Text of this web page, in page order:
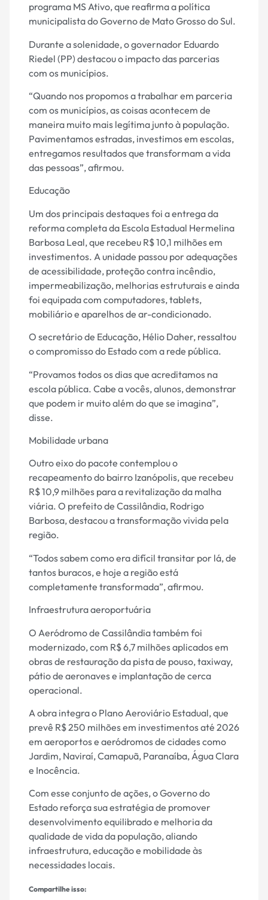
programa MS Ativo, que reafirma a política
municipalista do Governo de Mato Grosso do Sul.
Durante a solenidade, o governador Eduardo
Riedel (PP) destacou o impacto das parcerias
com os municípios.
“Quando nos propomos a trabalhar em parceria
com os municípios, as coisas acontecem de
maneira muito mais legítima junto à população.
Pavimentamos estradas, investimos em escolas,
entregamos resultados que transformam a vida
das pessoas”, afirmou.
Educação
Um dos principais destaques foi a entrega da
reforma completa da Escola Estadual Hermelina
Barbosa Leal, que recebeu R$ 10,1 milhões em
investimentos. A unidade passou por adequações
de acessibilidade, proteção contra incêndio,
impermeabilização, melhorias estruturais e ainda
foi equipada com computadores, tablets,
mobiliário e aparelhos de ar-condicionado.
O secretário de Educação, Hélio Daher, ressaltou
o compromisso do Estado com a rede pública.
“Provamos todos os dias que acreditamos na
escola pública. Cabe a vocês, alunos, demonstrar
que podem ir muito além do que se imagina”,
disse.
Mobilidade urbana
Outro eixo do pacote contemplou o
recapeamento do bairro Izanópolis, que recebeu
R$ 10,9 milhões para a revitalização da malha
viária. O prefeito de Cassilândia, Rodrigo
Barbosa, destacou a transformação vivida pela
região.
“Todos sabem como era difícil transitar por lá, de
tantos buracos, e hoje a região está
completamente transformada”, afirmou.
Infraestrutura aeroportuária
O Aeródromo de Cassilândia também foi
modernizado, com R$ 6,7 milhões aplicados em
obras de restauração da pista de pouso, taxiway,
pátio de aeronaves e implantação de cerca
operacional.
A obra integra o Plano Aeroviário Estadual, que
prevê R$ 250 milhões em investimentos até 2026
em aeroportos e aeródromos de cidades como
Jardim, Naviraí, Camapuã, Paranaíba, Água Clara
e Inocência.
Com esse conjunto de ações, o Governo do
Estado reforça sua estratégia de promover
desenvolvimento equilibrado e melhoria da
qualidade de vida da população, aliando
infraestrutura, educação e mobilidade às
necessidades locais.
Compartilhe isso: